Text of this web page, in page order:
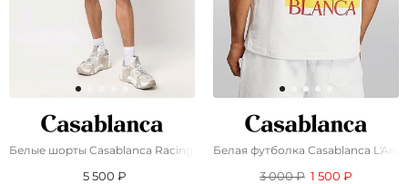
Белые шорты Casablanca Racing Shell
5 500 ₽
Белая футболка Casablanca
3 000 ₽ 1 500 ₽